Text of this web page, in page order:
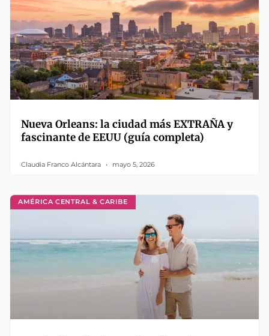
Nueva Orleans: la ciudad más EXTRAÑA y
fascinante de EEUU (guía completa)
Claudia Franco Alcántara mayo 5, 2026
AMÉRICA CENTRAL & CARIBE